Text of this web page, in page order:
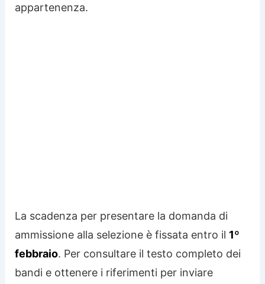
appartenenza.
La scadenza per presentare la domanda di
ammissione alla selezione è fissata entro il 1º
febbraio. Per consultare il testo completo dei
bandi e ottenere i riferimenti per inviare